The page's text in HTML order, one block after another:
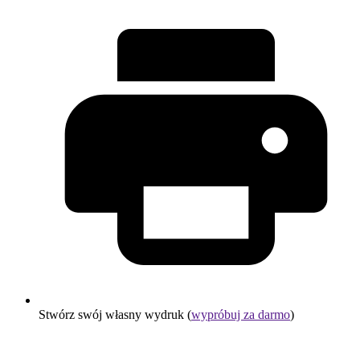
Stwórz swój własny wydruk (wypróbuj za darmo)